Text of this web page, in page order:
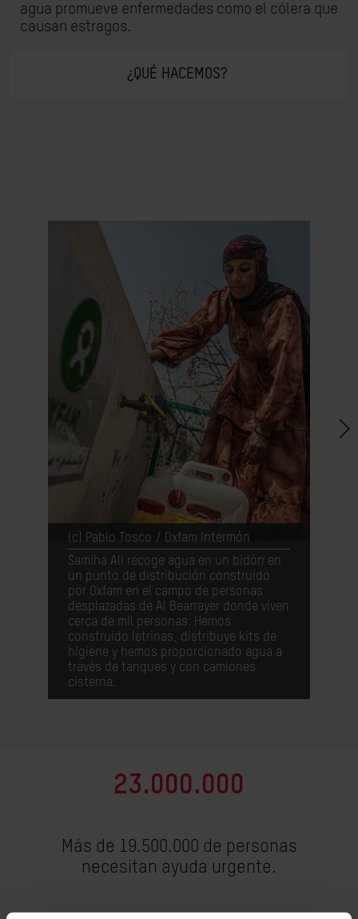
agua promueve enfermedades como el cólera que
causan estragos.
¿QUÉ HACEMOS?
(c) Pablo Tosco / Oxfam Intermón
Samiha Ali recoge agua en un bidón en
un punto de distribución construido
por Oxfam en el campo de personas
desplazadas de Al Bearrayer donde viven
cerca de mil personas. Hemos
construido letrinas, distribuye kits de
higiene y hemos proporcionado agua a
través de tanques y con camiones
cisterna.
23.000.000
Más de 19.500.000 de personas
necesitan ayuda urgente.